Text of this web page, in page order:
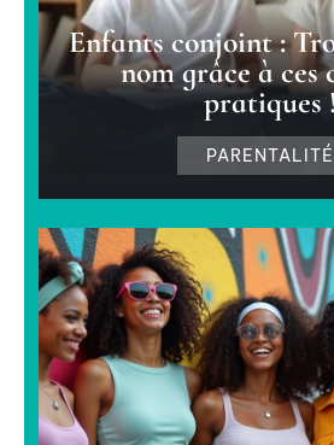
Enfants conjoint :
nom grâce à ces
pratiques
PARENTALITÉ